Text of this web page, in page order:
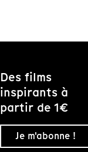
Des films
inspirants à
partir de 1€
Je m'abonne !